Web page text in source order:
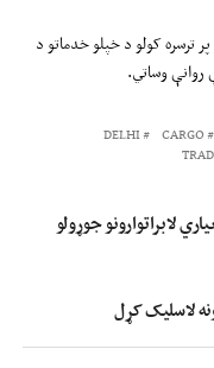
ترسره کولو د خپلو خدماتو د
روانې وساتي.
CARGO
DELHI
د معیاري لابراتوارونو جوړولو